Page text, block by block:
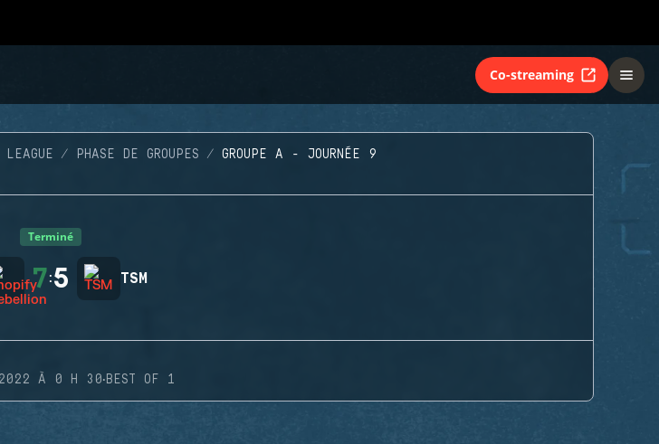
Co-streaming
LEAGUE PHASE DE GROUPES GROUPE A - JOURNÉE 9
Terminé
7:5 TSM
À 0 H 30·BEST OF 1